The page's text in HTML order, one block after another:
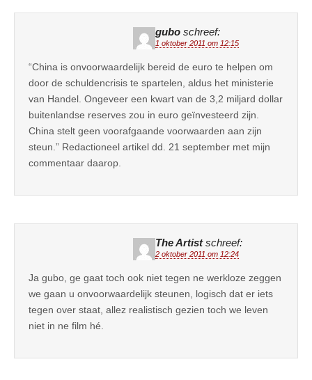
gubo schreef:
1 oktober 2011 om 12:15
“China is onvoorwaardelijk bereid de euro te helpen om
door de schuldencrisis te spartelen, aldus het ministerie
van Handel. Ongeveer een kwart van de 3,2 miljard dollar
buitenlandse reserves zou in euro geïnvesteerd zijn.
China stelt geen voorafgaande voorwaarden aan zijn
steun.” Redactioneel artikel dd. 21 september met mijn
commentaar daarop.
The Artist schreef:
2 oktober 2011 om 12:24
Ja gubo, ge gaat toch ook niet tegen ne werkloze zeggen
we gaan u onvoorwaardelijk steunen, logisch dat er iets
tegen over staat, allez realistisch gezien toch we leven
niet in ne film hé.